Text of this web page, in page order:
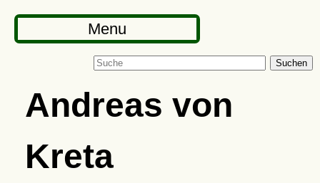
Menu
Suchen
Andreas von
Kreta